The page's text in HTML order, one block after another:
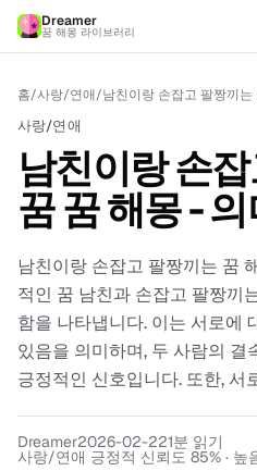
Dreamer
꿈 해몽 라이브러리
홈/사랑/연애/남친이랑 손잡고 팔짱끼
사랑/연애
남친이랑 손
꿈 꿈 해몽 -
남친이랑 손잡고 팔짱끼는 꿈
적인 꿈 남친과 손잡고 팔짱끼
함을 나타냅니다. 이는 서로에
있음을 의미하며, 두 사람의
긍정적인 신호입니다. 또한, 서
Dreamer2026-02-221분 읽기
사랑/연애 긍정적 신뢰도 85% · 높